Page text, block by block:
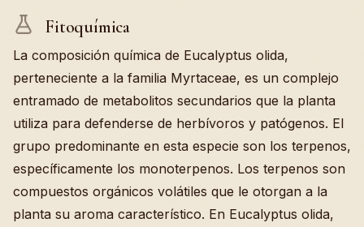
Fitoquímica
La composición química de Eucalyptus olida,
perteneciente a la familia Myrtaceae, es un complejo
entramado de metabolitos secundarios que la planta
utiliza para defenderse de herbívoros y patógenos. El
grupo predominante en esta especie son los terpenos,
específicamente los monoterpenos. Los terpenos son
compuestos orgánicos volátiles que le otorgan a la
planta su aroma característico. En Eucalyptus olida,